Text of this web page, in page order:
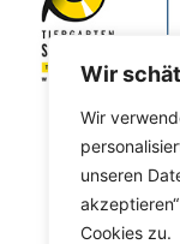
Wir
Wir
unseren
Cookies zu.